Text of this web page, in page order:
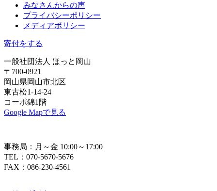
みなさんからの声
プライバシーポリシー
メディアポリシー
寄付をする
一般社団法人 ほっと岡山
〒700-0921
岡山県岡山市北区
東古松1-14-24
コーポ錦1階
Google Mapで見る
事務局：月～金 10:00～17:00
TEL：070-5670-5676
FAX：086-230-4561